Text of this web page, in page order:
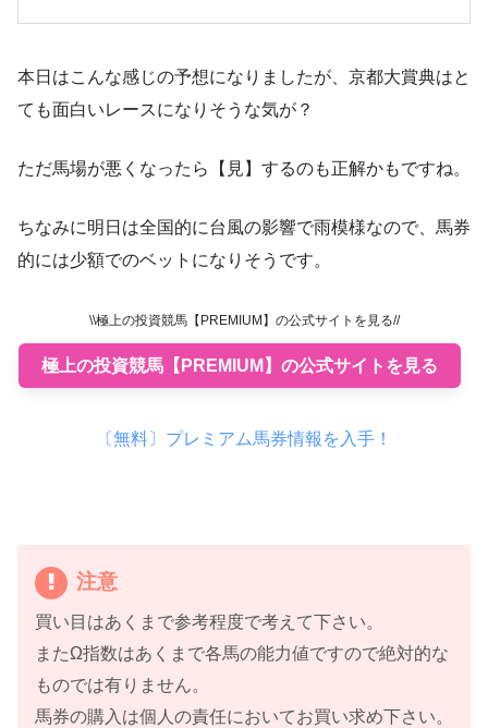
本日はこんな感じの予想になりましたが、京都大賞典はと
ても面白いレースになりそうな気が？
ただ馬場が悪くなったら【見】するのも正解かもですね。
ちなみに明日は全国的に台風の影響で雨模様なので、馬券
的には少額でのベットになりそうです。
\\極上の投資競馬【PREMIUM】の公式サイトを見る//
極上の投資競馬【PREMIUM】の公式サイトを見る
〔無料〕プレミアム馬券情報を入手！
注意
買い目はあくまで参考程度で考えて下さい。
またΩ指数はあくまで各馬の能力値ですので絶対的な
ものでは有りません。
馬券の購入は個人の責任においてお買い求め下さい。